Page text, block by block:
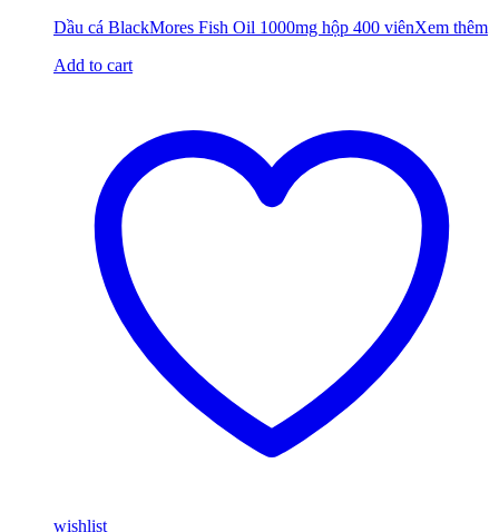
Dầu cá BlackMores Fish Oil 1000mg hộp 400 viênXem thêm
Add to cart
wishlist